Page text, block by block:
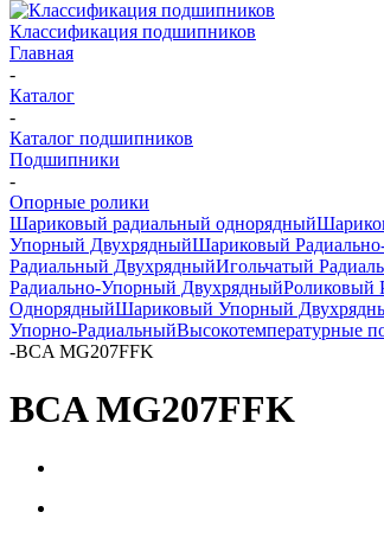
Классификация подшипников
Главная
-
Каталог
-
Каталог подшипников
Подшипники
-
Опорные ролики
Шариковый радиальный однорядный
Упорный ДвухрядныйШариковый
Радиальный ДвухрядныйИгольчатый
Радиально-Упорный ДвухрядныйРоликовый
ОднорядныйШариковый Упорный
Упорно-РадиальныйВысокотемпературные
-BCA MG207FFK
BCA MG207FFK